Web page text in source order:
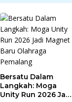
Bersatu Dalam
Langkah: Moga
Unity Run 2026 Jadi